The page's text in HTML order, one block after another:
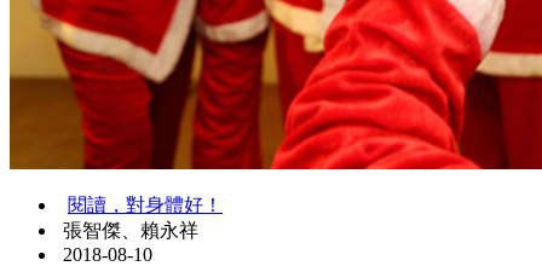
閱讀，對身體好！
張智傑、賴永祥
2018-08-10